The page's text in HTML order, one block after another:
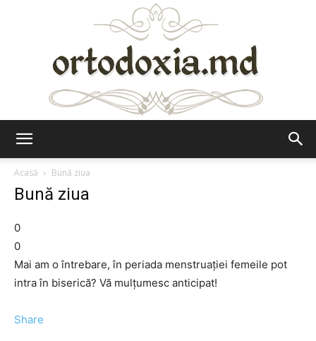
Acasă
Bună ziua
Bună ziua
0
0
Mai am o întrebare, în periada menstruaţiei femeile pot
intra în biserică? Vă mulţumesc anticipat!
Share